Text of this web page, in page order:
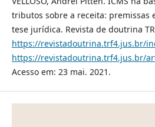
tributos sobre a receita: premissas
tese jurídica. Revista de doutrina
https://revistadoutrina.trf4.jus.br/
https://revistadoutrina.trf4.jus.br/
Acesso em: 23 mai. 2021.